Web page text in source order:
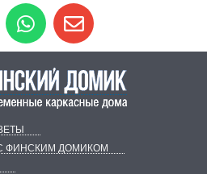
W
h
a
t
s
a
p
p
E
n
v
e
l
o
e
ФИНСКИМ ДОМИКОМ